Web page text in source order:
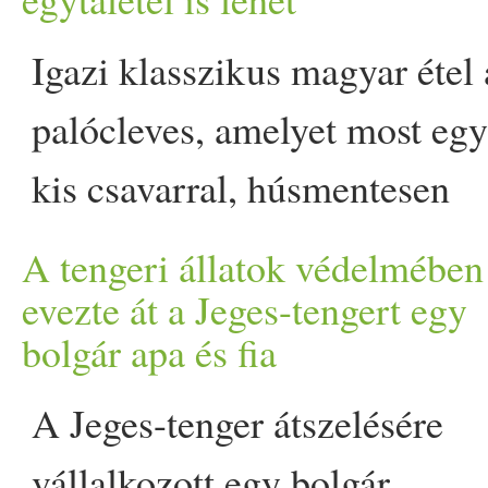
összejövetelről vagy
alkalomra lehet találni…
kiállt - és mind húsmentes
Igazi klasszikus magyar étel
palócleves, amelyet most egy
kis csavarral, húsmentesen
készítünk el.
Bogrács szezonban ráadásul
kerti partik nagy kedvence
lehet ez a fogás. A
A tengeri állatok védelmében
evezte át a Jeges-tengert egy
bolgár apa és fia
A Jeges-tenger átszelésére